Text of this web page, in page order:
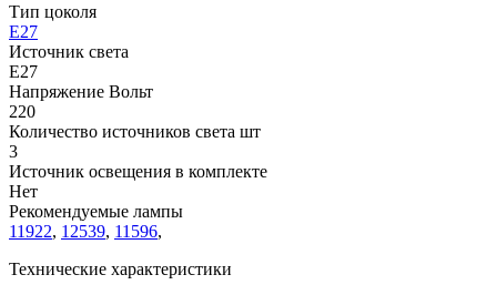
Тип цоколя
E27
Источник света
E27
Напряжение Вольт
220
Количество источников света шт
3
Источник освещения в комплекте
Нет
Рекомендуемые лампы
11922, 12539, 11596,
Технические характеристики